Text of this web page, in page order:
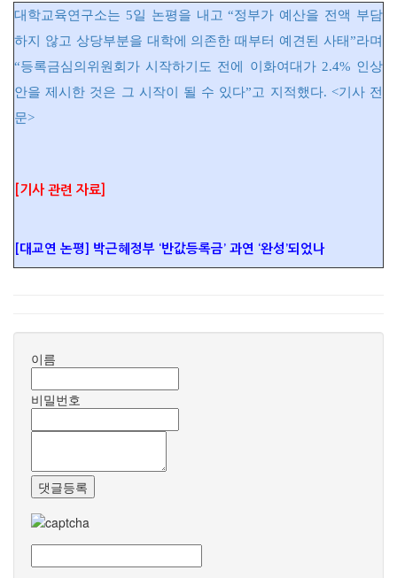
대학교육연구소는 5일 논평을 내고 “정부가 예산을 전액 부담
하지 않고 상당부분을 대학에 의존한 때부터 예견된 사태”라며
“등록금심의위원회가 시작하기도 전에 이화여대가 2.4% 인상
안을 제시한 것은 그 시작이 될 수 있다”고 지적했다. <기사 전
문>
[기사 관련 자료]
[대교연 논평] 박근혜정부 ‘반값등록금’ 과연 ‘완성’되었나
이름
비밀번호
댓글등록